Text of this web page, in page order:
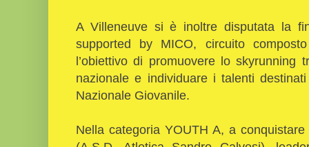
A Villeneuve si è inoltre disputata la
supported by MICO, circuito
l’obiettivo di promuovere lo
nazionale e individuare i talenti
Nazionale Giovanile.
Nella categoria YOUTH A, a